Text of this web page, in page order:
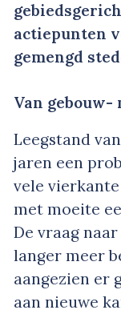
actiepunten
gemengd
Van gebouw-
Leegstand
jaren een
vele
met moeite
De vraag
langer meer
aangezien er
aan nieuwe